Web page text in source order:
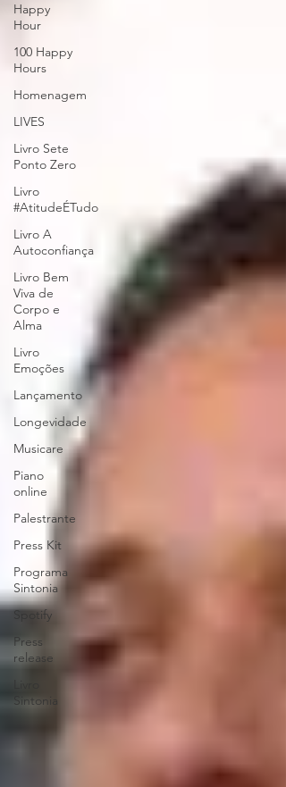
Happy
Hour
100 Happy
Hours
Homenagem
LIVES
Livro Sete
Ponto Zero
Livro
#AtitudeÉTudo
Livro A
Autoconfiança
Livro Bem
Viva de
Corpo e
Alma
Livro
Emoções
Lançamento
Longevidade
Musicare
Piano
online
Palestrante
Press Kit
Programa
Sintonia
Spotify
Press
release
Sintonia